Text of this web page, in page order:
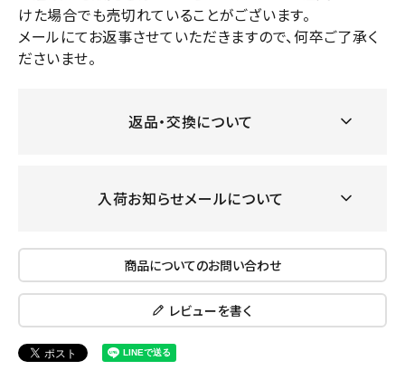
けた場合でも売切れていることがございます。
メールにてお返事させていただきますので、何卒ご了承く
ださいませ。
返品・交換について
入荷お知らせメールについて
商品についてのお問い合わせ
レビューを書く